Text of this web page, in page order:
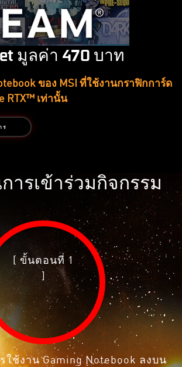
มูลค่า 470 บาท
ของ MSI ที่ใช้งานกราฟิกการ์ด
RTX™ เท่านั้น
ร
ารเข้าร่วมกิจกรรม
[ ขั้นตอนที่ 1
]
ใช้งาน Gaming Notebook ลงบน